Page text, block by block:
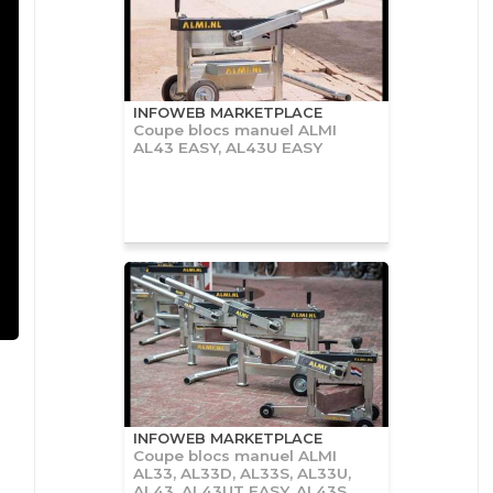
INFOWEB MARKETPLACE
Coupe blocs manuel ALMI
AL43 EASY, AL43U EASY
INFOWEB MARKETPLACE
Coupe blocs manuel ALMI
AL33, AL33D, AL33S, AL33U,